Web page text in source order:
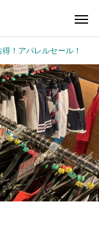
ジュニアス
NEWS
258：最高の居酒屋さ
タンドツマミグイ
得！アパレルセール！